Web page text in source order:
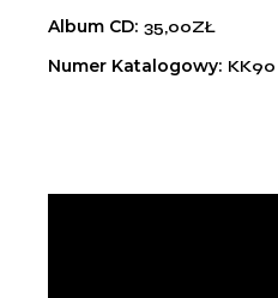
Album CD 35,00ZŁ
Numer Katalogowy KK90